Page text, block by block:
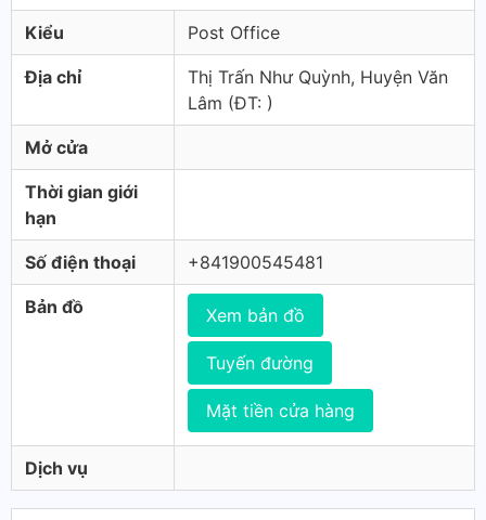
Kiểu Post Office
Địa chỉ
Thị Trấn Như Quỳnh, Huyện Văn
Lâm (ÐT: )
Mở cửa
Thời gian giới
hạn
Số điện thoại +841900545481
Bản đồ Xem bản đồ
Tuyến đường
Mặt tiền cửa hàng
Dịch vụ